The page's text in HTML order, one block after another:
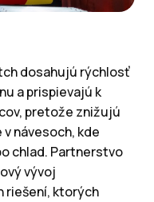
dosahujú rýchlosť
a prispievajú k
pretože znižujú
návesoch, kde
chlad. Partnerstvo
vývoj
riešení, ktorých